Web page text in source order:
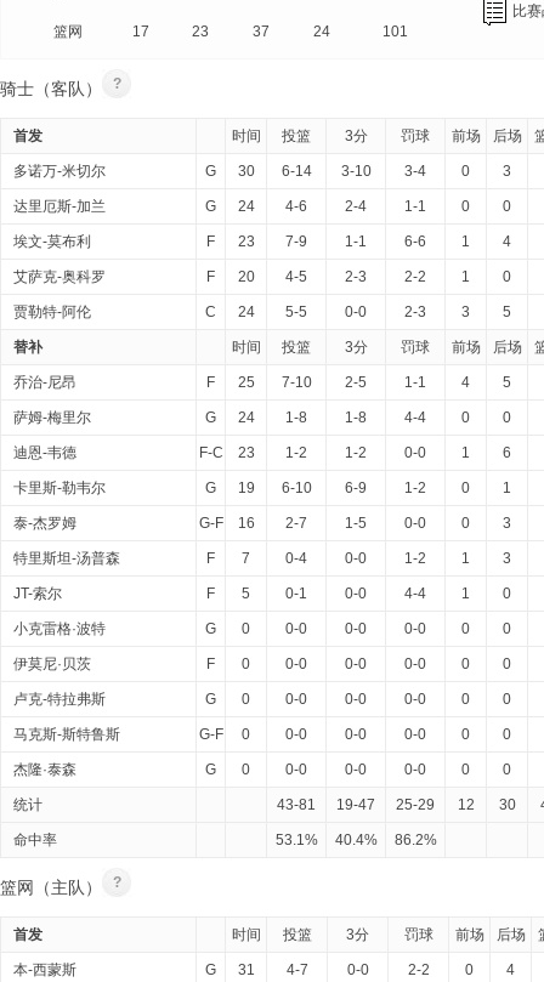
篮网 17 23 37 24 101
比
骑士（客队） ?
首发 时间 投篮 3分 罚球 前场 后场
多诺万-米切尔 G 30 6-14 3-10 3-4 0 3
达里厄斯-加兰 G 24 4-6 2-4 1-1 0 0
埃文-莫布利 F 23 7-9 1-1 6-6 1 4
艾萨克-奥科罗 F 20 4-5 2-3 2-2 1 0
贾勒特-阿伦 C 24 5-5 0-0 2-3 3 5
替补 时间 投篮 3分 罚球 前场 后场
乔治-尼昂 F 25 7-10 2-5 1-1 4 5
萨姆-梅里尔 G 24 1-8 1-8 4-4 0 0
迪恩-韦德 F-C 23 1-2 1-2 0-0 1 6
卡里斯-勒韦尔 G 19 6-10 6-9 1-2 0 1
泰-杰罗姆 G-F 16 2-7 1-5 0-0 0 3
特里斯坦-汤普森 F 7 0-4 0-0 1-2 1 3
JT-索尔 F 5 0-1 0-0 4-4 1 0
小克雷格·波特 G 0 0-0 0-0 0-0 0 0
伊莫尼·贝茨 F 0 0-0 0-0 0-0 0 0
卢克-特拉弗斯 G 0 0-0 0-0 0-0 0 0
马克斯-斯特鲁斯 G-F 0 0-0 0-0 0-0 0 0
杰隆·泰森 G 0 0-0 0-0 0-0 0 0
统计 43-81 19-47 25-29 12 30
命中率 53.1% 40.4% 86.2%
篮网（主队） ?
首发 时间 投篮 3分 罚球 前场 后场
本-西蒙斯 G 31 4-7 0-0 2-2 0 4